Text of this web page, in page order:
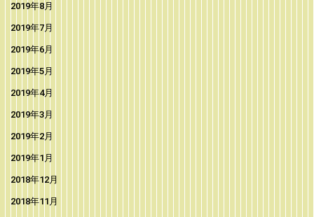
2019年8月
2019年7月
2019年6月
2019年5月
2019年4月
2019年3月
2019年2月
2019年1月
2018年12月
2018年11月